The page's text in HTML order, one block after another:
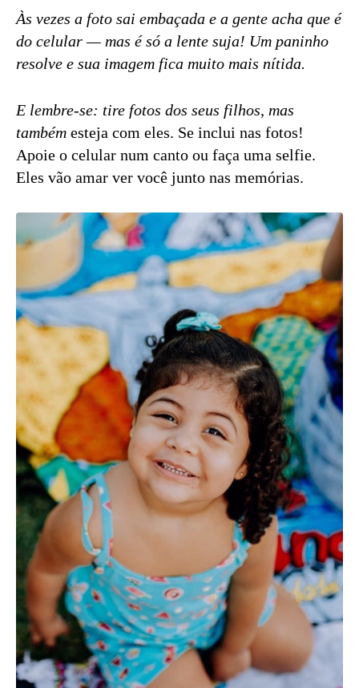
Às vezes a foto sai embaçada e a gente acha que é
do celular — mas é só a lente suja! Um paninho
resolve e sua imagem fica muito mais nítida.
E lembre-se: tire fotos dos seus filhos, mas
também esteja com eles. Se inclui nas fotos!
Apoie o celular num canto ou faça uma selfie.
Eles vão amar ver você junto nas memórias.